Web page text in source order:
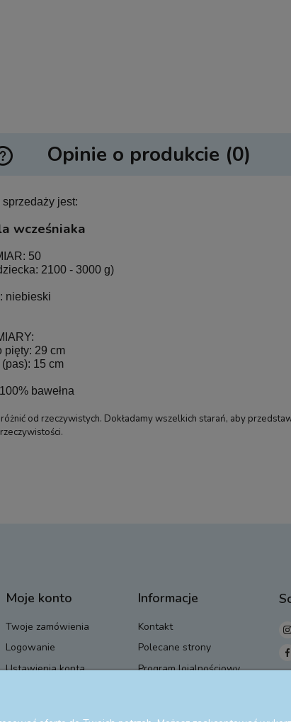
płatności
Opinie o produkcie (0)
sprzedaży jest:
wcześniaka
50
2100 - 3000 g)
niebieski
pięty: 29 cm
15 cm
bawełna
od rzeczywistych. Dokładamy wszelkich starań, aby
Moje konto
Twoje zamówienia
Logowanie
Ustawienia konta
Informacje
Kontakt
Polecane strony
Program lojalnościowy